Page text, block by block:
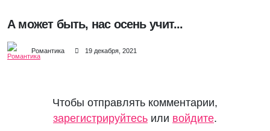
А может быть, нас осень учит...
Романтика 19 декабря, 2021
Чтобы отправлять комментарии,
зарегистрируйтесь или войдите.